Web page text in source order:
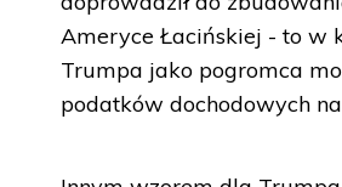
Ameryce Łacińskiej - to w
Trumpa jako pogromca
podatków dochodowych